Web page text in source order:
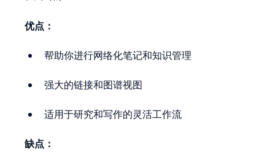
优点：
帮助你进行网络化笔记和知识管理
强大的链接和图谱视图
适用于研究和写作的灵活工作流
缺点：